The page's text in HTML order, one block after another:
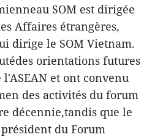
SOM est dirigée
Affaires étrangères,
dirige le SOM Vietnam.
orientations futures
et ont convenu
des activités du forum
décennie,tandis que le
du Forum